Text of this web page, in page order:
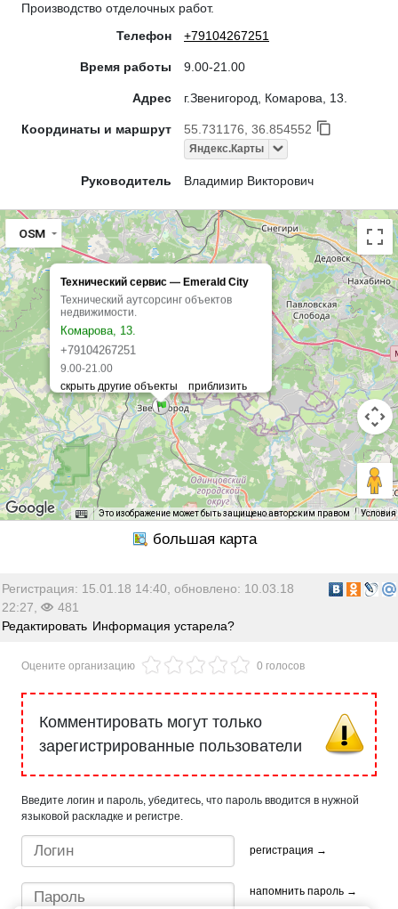
Производство отделочных работ.
Телефон
+79104267251
Время работы 9.00-21.00
Адрес г.Звенигород, Комарова, 13.
Координаты и маршрут 55.731176, 36.854552
Яндекс.Карты
Руководитель Владимир Викторович
Технический сервис — Emerald City
Технический аутсорсинг объектов
недвижимости.
Комарова, 13.
+79104267251
9.00-21.00
OSM
Это изображение может быть защищено авторским правом Условия
Регистрация: 15.01.18 14:40, обновлено: 10.03.18
22:27,
481
Редактировать Информация устарела?
Оцените организацию 0 голосов
Комментировать могут только
зарегистрированные пользователи
Введите логин и пароль, убедитесь, что пароль вводится в нужной
языковой раскладке и регистре.
регистрация →
напомнить пароль →